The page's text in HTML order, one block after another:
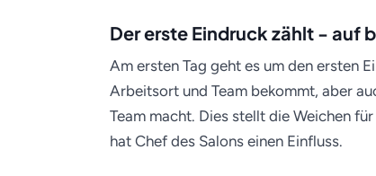
Der erste Eindruck zählt - auf
Am ersten Tag geht es um den ersten
Arbeitsort und Team bekommt, aber
Team macht. Dies stellt die Weichen
hat Chef des Salons einen Einfluss.